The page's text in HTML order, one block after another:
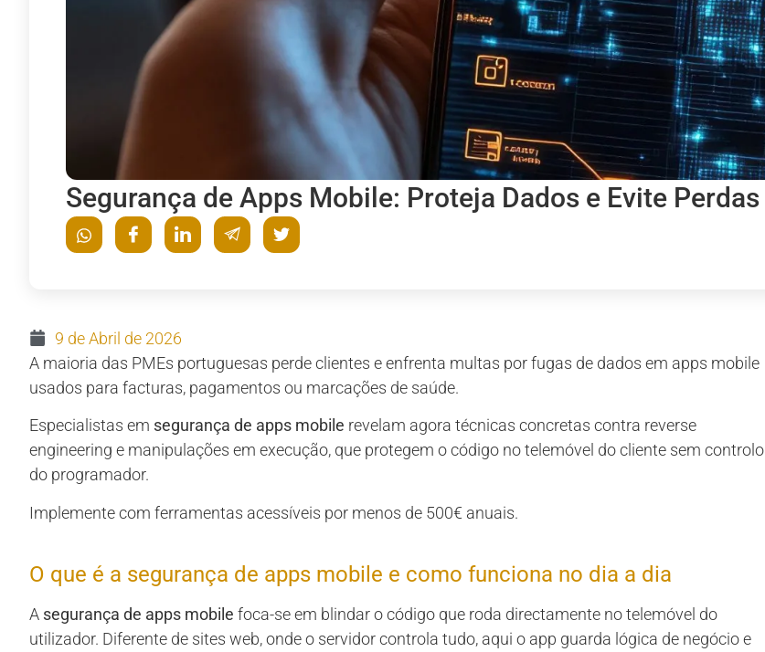
Segurança de Apps Mobile: Proteja Dados e Evite Perdas
9 de Abril de 2026
A maioria das PMEs portuguesas perde clientes e enfrenta multas por fugas de dados em apps mobile
usados para facturas, pagamentos ou marcações de saúde.
Especialistas em segurança de apps mobile revelam agora técnicas concretas contra reverse
engineering e manipulações em execução, que protegem o código no telemóvel do cliente sem controlo
do programador.
Implemente com ferramentas acessíveis por menos de 500€ anuais.
O que é a segurança de apps mobile e como funciona no dia a dia
A segurança de apps mobile foca-se em blindar o código que roda directamente no telemóvel do
utilizador. Diferente de sites web, onde o servidor controla tudo, aqui o app guarda lógica de negócio e